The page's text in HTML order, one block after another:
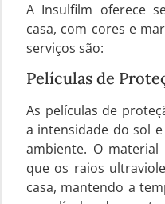
A Insulfilm oferece
casa, com cores e
serviços são:
Películas de
As películas de
a intensidade do sol
ambiente. O
que os raios
casa, mantendo a